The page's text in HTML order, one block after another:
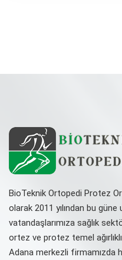
BioTeknik Ortopedi Protez
olarak 2011 yılından bu
vatandaşlarımıza sağlık
ortez ve protez temel
Adana merkezli firmamızda